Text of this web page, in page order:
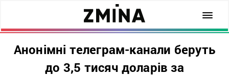
Анонімні телеграм-канали беруть
до 3,5 тисяч доларів за